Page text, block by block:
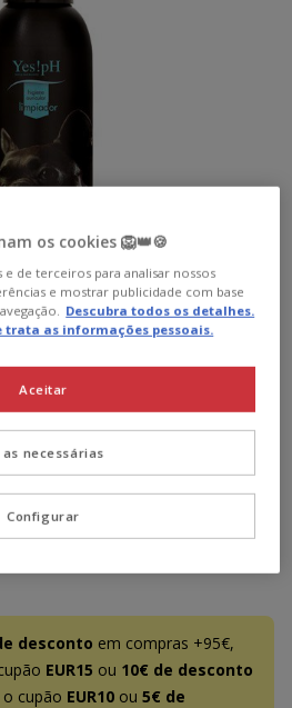
desconto em compras +95€,
EUR15 ou 10€ de desconto
cupão EUR10 ou 5€ de
por l
os cookies 🦁👑🍪
de terceiros para analisar nossos
e mostrar publicidade com base
Descubra todos os detalhes.
trata as informações pessoais.
as necessárias
Aceitar
Configurar